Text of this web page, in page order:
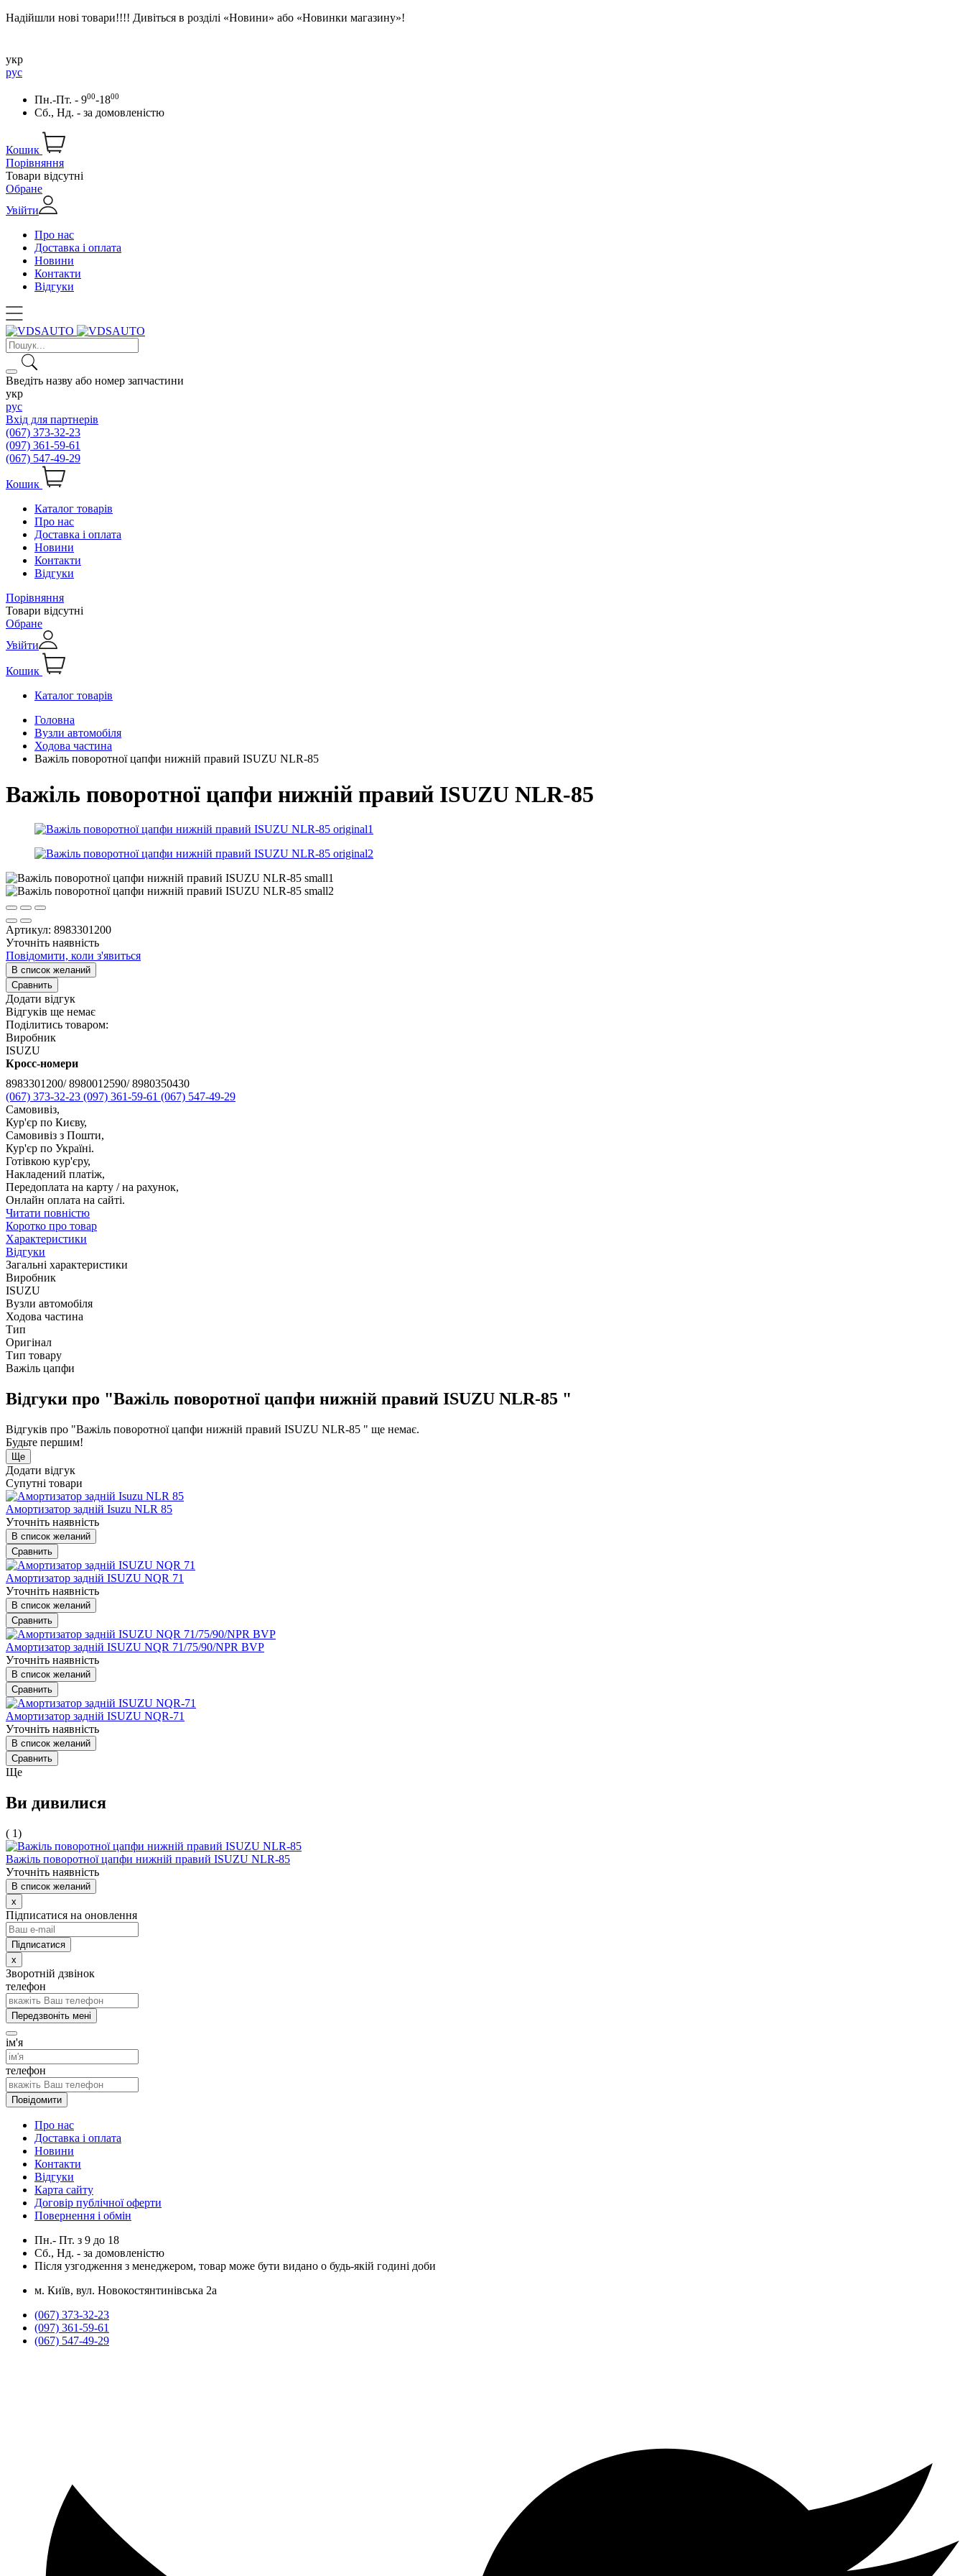
Надійшли нові товари!!!! Дивіться в розділі «Новини» або «Новинки магазину»!
укр
рус
Пн.-Пт. - 900-1800
Сб., Нд. - за домовленістю
Кошик
Порівняння
Товари відсутні
Обране
Увійти
Про нас
Доставка і оплата
Новини
Контакти
Відгуки
Введіть назву або номер запчастини
укр
рус
Вхід для партнерів
(067) 373-32-23
(097) 361-59-61
(067) 547-49-29
Кошик
Каталог товарів
Про нас
Доставка і оплата
Новини
Контакти
Відгуки
Порівняння
Товари відсутні
Обране
Увійти
Кошик
Каталог товарів
Головна
Вузли автомобіля
Ходова частина
Важіль поворотної цапфи нижній правий ISUZU NLR-85
Важіль поворотної цапфи нижній правий ISUZU NLR-85
Артикул: 8983301200
Уточніть наявність
Повідомити, коли з'явиться
В список желаний
Сравнить
Додати відгук
Відгуків ще немає
Поділитись товаром:
Виробник
ISUZU
Кросс-номери
8983301200/ 8980012590/ 8980350430
(067) 373-32-23 (097) 361-59-61 (067) 547-49-29
Самовивіз,
Кур'єр по Києву,
Самовивіз з Пошти,
Кур'єр по Україні.
Готівкою кур'єру,
Накладений платіж,
Передоплата на карту / на рахунок,
Онлайн оплата на сайті.
Читати повністю
Коротко про товар
Характеристики
Відгуки
Загальні характеристики
Виробник
ISUZU
Вузли автомобіля
Ходова частина
Тип
Оригінал
Тип товару
Важіль цапфи
Відгуки про "Важіль поворотної цапфи нижній правий ISUZU NLR-85 "
Відгуків про "Важіль поворотної цапфи нижній правий ISUZU NLR-85 " ще немає.
Будьте першим!
Ще
Додати відгук
Супутні товари
Амортизатор задній Isuzu NLR 85
Уточніть наявність
В список желаний
Сравнить
Амортизатор задній ISUZU NQR 71
Уточніть наявність
В список желаний
Сравнить
Амортизатор задній ISUZU NQR 71/75/90/NPR BVP
Уточніть наявність
В список желаний
Сравнить
Амортизатор задній ISUZU NQR-71
Уточніть наявність
В список желаний
Сравнить
Ще
Ви дивилися
( 1)
Важіль поворотної цапфи нижній правий ISUZU NLR-85
Уточніть наявність
В список желаний
x
Підписатися на оновлення
x
Зворотній дзвінок
телефон
Передзвоніть мені
ім'я
телефон
Повідомити
Про нас
Доставка і оплата
Новини
Контакти
Відгуки
Карта сайту
Договір публічної оферти
Повернення і обмін
Пн.- Пт. з 9 до 18
Сб., Нд. - за домовленістю
Після узгодження з менеджером, товар може бути видано о будь-якій годині доби
м. Київ, вул. Новокостянтинівська 2а
(067) 373-32-23
(097) 361-59-61
(067) 547-49-29